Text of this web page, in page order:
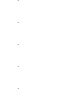
.
.
.
.